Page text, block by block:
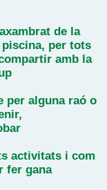
de la
per tots
amb la
per alguna raó o
activitats i com
fer gana